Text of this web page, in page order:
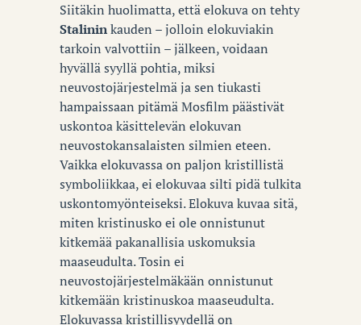
Siitäkin huolimatta, että elokuva on tehty
Stalininkauden – jolloin elokuviakin
tarkoin valvottiin – jälkeen, voidaan
hyvällä syyllä pohtia, miksi
neuvostojärjestelmä ja sen tiukasti
hampaissaan pitämä Mosfilm päästivät
uskontoa käsittelevän elokuvan
neuvostokansalaisten silmien eteen.
Vaikka elokuvassa on paljon kristillistä
symboliikkaa, ei elokuvaa silti pidä tulkita
uskontomyönteiseksi. Elokuva kuvaa sitä,
miten kristinusko ei ole onnistunut
kitkemää pakanallisia uskomuksia
maaseudulta. Tosin ei
neuvostojärjestelmäkään onnistunut
kitkemään kristinuskoa maaseudulta.
Elokuvassa kristillisyydellä on